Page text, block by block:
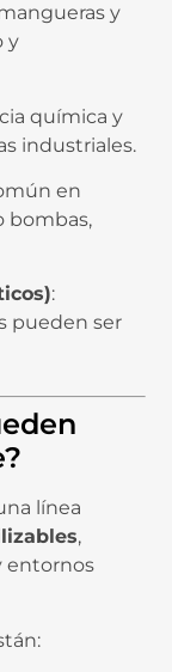
y
y
química y
industriales.
en
bombas,
:
pueden ser
línea
,
entornos